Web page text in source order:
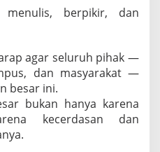
berpikir, dan
agar seluruh pihak —
dan masyarakat —
besar ini.
bukan hanya karena
kecerdasan dan